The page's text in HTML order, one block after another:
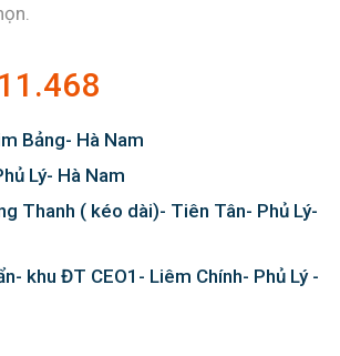
Bảng- Hà Nam
Lý- Hà Nam
Thanh ( kéo dài)- Tiên Tân- Phủ Lý-
khu ĐT CEO1- Liêm Chính- Phủ Lý -